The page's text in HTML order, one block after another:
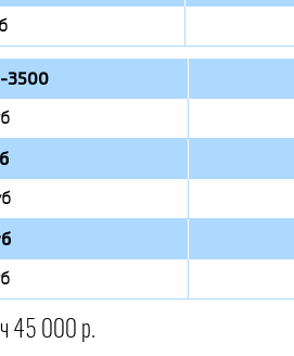
3500
45 000 р.